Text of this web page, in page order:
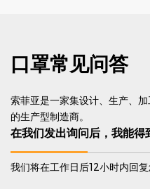
口罩常见问答
索菲亚是一家集设计、生产、
的生产型制造商。
在我们发出询问后，我能得
我们将在工作日后12小时内回复